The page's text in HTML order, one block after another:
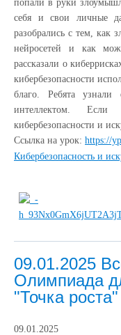
попали в руки
себя и свои личные
разобрались с тем, как
нейросетей и как
рассказали о
кибербезопасности
благо. Ребята узнали
интеллектом.
кибербезопасности и
Ссылка на урок: https://
Кибербезопасность и
09.01.2025
Олимпиада
"Точка роста"
09.01.2025